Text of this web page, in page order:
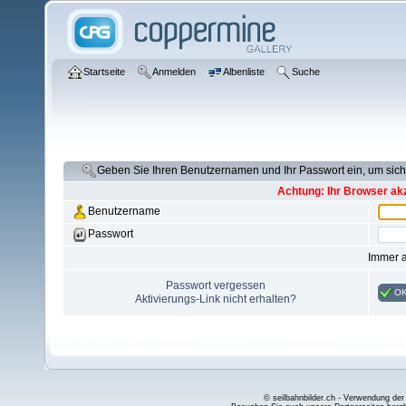
Startseite Anmelden Albenliste Suche
Geben Sie Ihren Benutzernamen und Ihr Passwort ein, um
Achtung: Ihr Browser
Benutzername
Passwort
Immer
Passwort vergessen
Aktivierungs-Link nicht erhalten?
© seilbahnbilder.ch - Verwendung